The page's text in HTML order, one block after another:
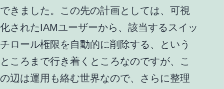
できました。この先の計画としては、可視
化されたIAMユーザーから、該当するスイッ
チロール権限を自動的に削除する、という
ところまで行き着くところなのですが、こ
の辺は運用も絡む世界なので、さらに整理